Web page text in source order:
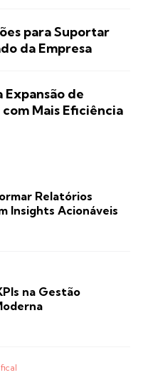
para Suportar
da Empresa
Expansão de
Mais Eficiência
Relatórios
Insights Acionáveis
na Gestão